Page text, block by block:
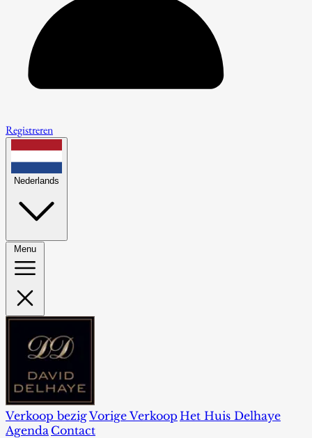
Registreren
Nederlands
Menu
Verkoop bezigVorige Verkoop Het Huis Delhaye
Agenda Contact